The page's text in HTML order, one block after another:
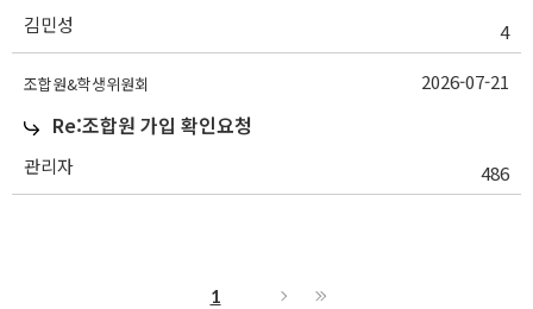
김민성 4
조합원&학생위원회
Re:조합원 가입 확인요청
관리자 486
2026-07-21
1